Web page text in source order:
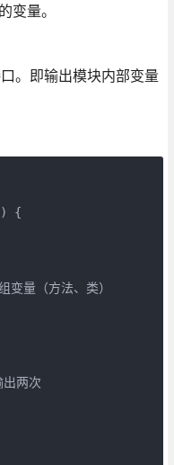
变量。
。即输出模块内部变量
{
量（方法、类）
两次